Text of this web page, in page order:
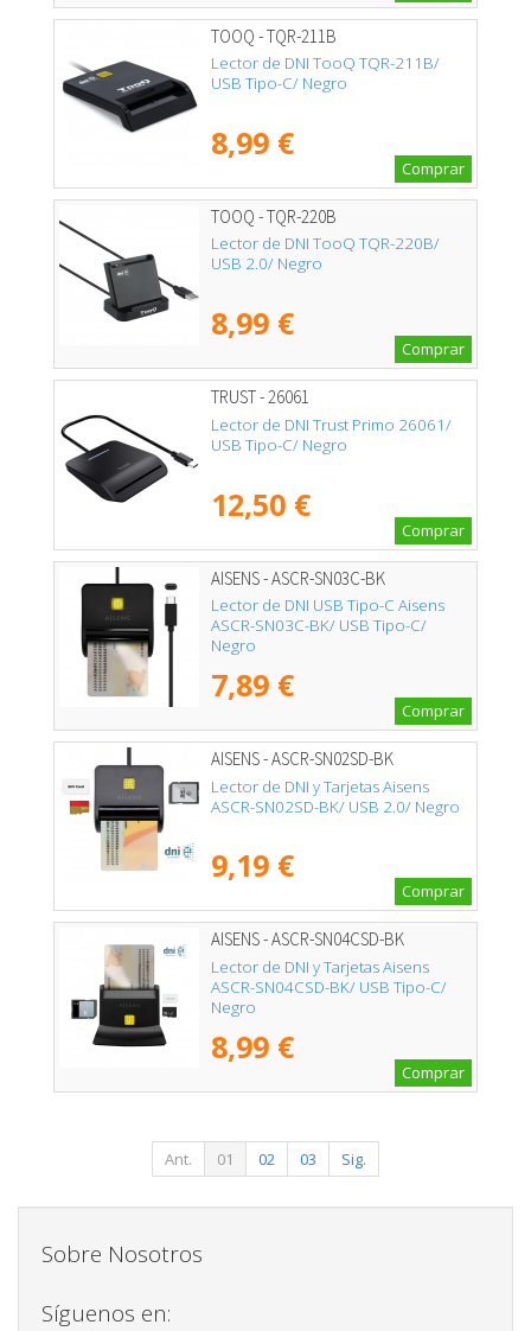
TOOQ - TQR-211B
Lector de DNI TooQ TQR-211B/
USB Tipo-C/ Negro
8,99 €
Comprar
TOOQ - TQR-220B
Lector de DNI TooQ TQR-220B/
USB 2.0/ Negro
8,99 €
Comprar
TRUST - 26061
Lector de DNI Trust Primo 26061/
USB Tipo-C/ Negro
12,50 €
Comprar
AISENS - ASCR-SN03C-BK
Lector de DNI USB Tipo-C Aisens
ASCR-SN03C-BK/ USB Tipo-C/
Negro
7,89 €
Comprar
AISENS - ASCR-SN02SD-BK
Lector de DNI y Tarjetas Aisens
ASCR-SN02SD-BK/ USB 2.0/ Negro
9,19 €
Comprar
AISENS - ASCR-SN04CSD-BK
Lector de DNI y Tarjetas Aisens
ASCR-SN04CSD-BK/ USB Tipo-C/
Negro
8,99 €
Comprar
Ant. 01 02 03 Sig.
Sobre Nosotros
Síguenos en: